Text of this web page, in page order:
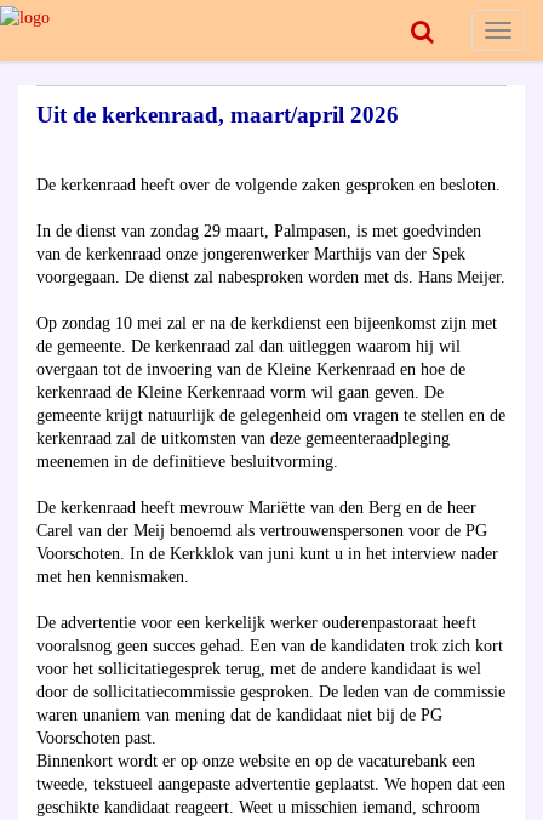
Toggle
Uit de kerkenraad, maart/april 2026
De kerkenraad heeft over de volgende zaken gesproken en besloten.
In de dienst van zondag 29 maart, Palmpasen, is met goedvinden
van de kerkenraad onze jongerenwerker Marthijs van der Spek
voorgegaan. De dienst zal nabesproken worden met ds. Hans Meijer.
Op zondag 10 mei zal er na de kerkdienst een bijeenkomst zijn met
de gemeente. De kerkenraad zal dan uitleggen waarom hij wil
overgaan tot de invoering van de Kleine Kerkenraad en hoe de
kerkenraad de Kleine Kerkenraad vorm wil gaan geven. De
gemeente krijgt natuurlijk de gelegenheid om vragen te stellen en de
kerkenraad zal de uitkomsten van deze gemeenteraadpleging
meenemen in de definitieve besluitvorming.
De kerkenraad heeft mevrouw Mariëtte van den Berg en de heer
Carel van der Meij benoemd als vertrouwenspersonen voor de PG
Voorschoten. In de Kerkklok van juni kunt u in het interview nader
met hen kennismaken.
De advertentie voor een kerkelijk werker ouderenpastoraat heeft
vooralsnog geen succes gehad. Een van de kandidaten trok zich kort
voor het sollicitatiegesprek terug, met de andere kandidaat is wel
door de sollicitatiecommissie gesproken. De leden van de commissie
waren unaniem van mening dat de kandidaat niet bij de PG
Voorschoten past.
Binnenkort wordt er op onze website en op de vacaturebank een
tweede, tekstueel aangepaste advertentie geplaatst. We hopen dat een
geschikte kandidaat reageert. Weet u misschien iemand, schroom